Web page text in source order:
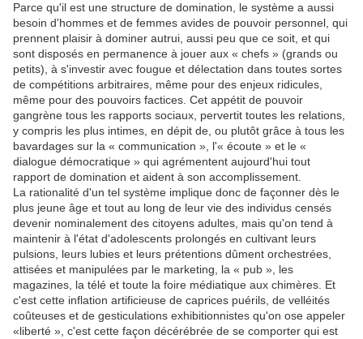
Parce qu'il est une structure de domination, le système a aussi
besoin d'hommes et de femmes avides de pouvoir personnel, qui
prennent plaisir à dominer autrui, aussi peu que ce soit, et qui
sont disposés en permanence à jouer aux « chefs » (grands ou
petits), à s'investir avec fougue et délectation dans toutes sortes
de compétitions arbitraires, même pour des enjeux ridicules,
même pour des pouvoirs factices. Cet appétit de pouvoir
gangrène tous les rapports sociaux, pervertit toutes les relations,
y compris les plus intimes, en dépit de, ou plutôt grâce à tous les
bavardages sur la « communication », l'« écoute » et le «
dialogue démocratique » qui agrémentent aujourd'hui tout
rapport de domination et aident à son accomplissement.
La rationalité d'un tel système implique donc de façonner dès le
plus jeune âge et tout au long de leur vie des individus censés
devenir nominalement des citoyens adultes, mais qu'on tend à
maintenir à l'état d'adolescents prolongés en cultivant leurs
pulsions, leurs lubies et leurs prétentions dûment orchestrées,
attisées et manipulées par le marketing, la « pub », les
magazines, la télé et toute la foire médiatique aux chimères. Et
c'est cette inflation artificieuse de caprices puérils, de velléités
coûteuses et de gesticulations exhibitionnistes qu'on ose appeler
«liberté », c'est cette façon décérébrée de se comporter qui est